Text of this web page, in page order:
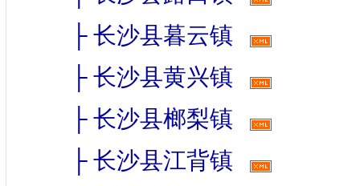
├ 长沙县暮云镇
├ 长沙县黄兴镇
├ 长沙县榔梨镇
├ 长沙县江背镇